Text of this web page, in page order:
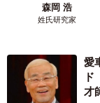
けではありませ
森岡 浩
姓氏研究家
愛
才